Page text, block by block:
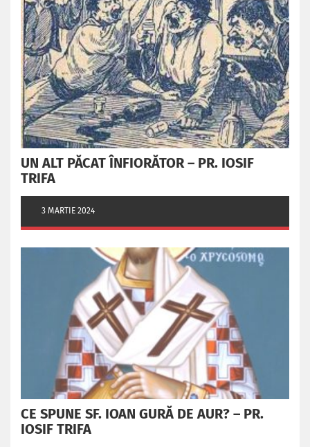
UN ALT PĂCAT ÎNFIORĂTOR – PR. IOSIF
TRIFA
3 MARTIE 2024
CE SPUNE SF. IOAN GURĂ DE AUR? – PR.
IOSIF TRIFA